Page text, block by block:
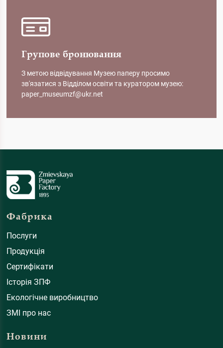
Групове бронювання
З метою відвідування Музею паперу просимо
зв'язатися з Відділом освіти та куратором музею:
paper_museumzf@ukr.net
Фабрика
Послуги
Продукція
Сертифікати
Історія ЗПФ
Екологічне виробництво
ЗМІ про нас
Новини